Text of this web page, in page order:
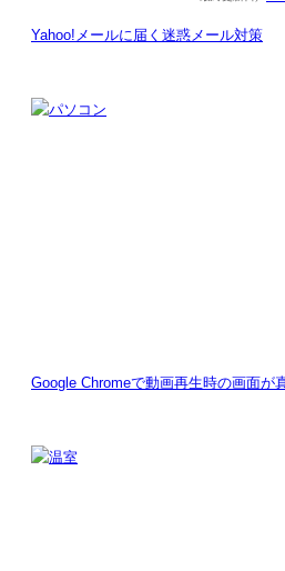
Yahoo!メールに届く迷惑メール対策
Google Chromeで動画再生時の画面が